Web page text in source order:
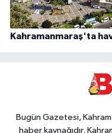
Kahramanmaraş'ta
Bugün Gazetesi,
haber kaynağıdır.